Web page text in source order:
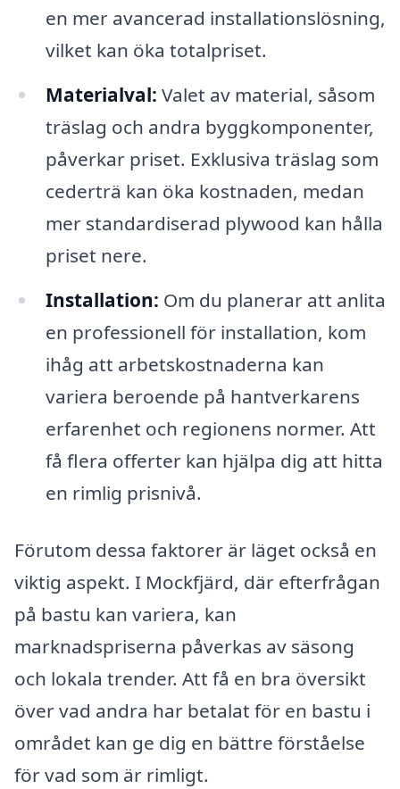
en mer avancerad installationslösning,
vilket kan öka totalpriset.
Materialval: Valet av material, såsom
träslag och andra byggkomponenter,
påverkar priset. Exklusiva träslag som
cederträ kan öka kostnaden, medan
mer standardiserad plywood kan hålla
priset nere.
Installation: Om du planerar att anlita
en professionell för installation, kom
ihåg att arbetskostnaderna kan
variera beroende på hantverkarens
erfarenhet och regionens normer. Att
få flera offerter kan hjälpa dig att hitta
en rimlig prisnivå.
Förutom dessa faktorer är läget också en
viktig aspekt. I Mockfjärd, där efterfrågan
på bastu kan variera, kan
marknadspriserna påverkas av säsong
och lokala trender. Att få en bra översikt
över vad andra har betalat för en bastu i
området kan ge dig en bättre förståelse
för vad som är rimligt.